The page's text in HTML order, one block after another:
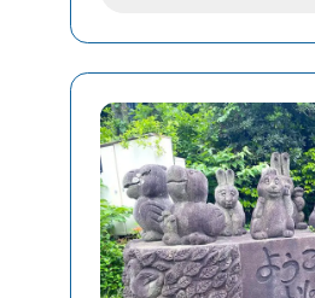
飲食の準備：若郷地区
いため、事前にお弁当
ておくと安心です。
渡浮根展望台は、新島
じられる絶景スポット
は、自然環境の保全に
ったりとした時間をお
映えする風景として人
夕日の名所：夕暮れ時
沈む夕日が美しく、地
が集まるスポットとな